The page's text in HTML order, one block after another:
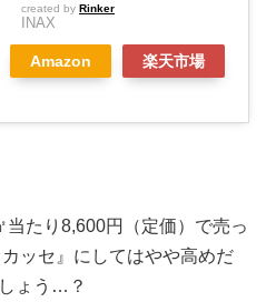
created by Rinker
INAX
Amazon 楽天市場
たり8,600円（定価）で売っ
ッセ』にしてはやや高めだ
ょう…？